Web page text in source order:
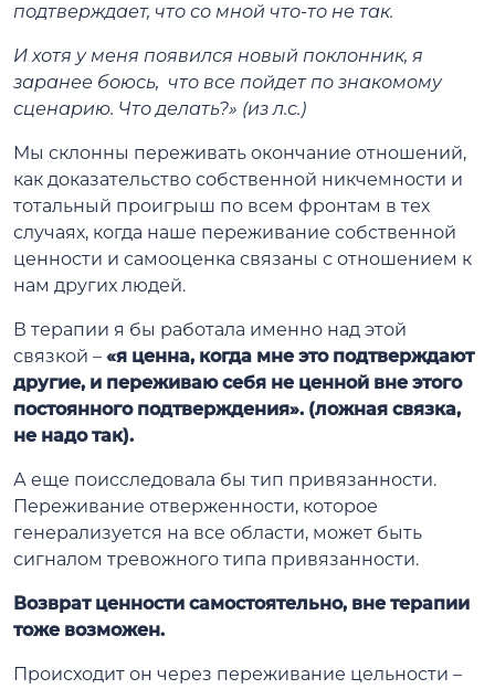
подтверждает, что со мной что-то не так.
И хотя у меня появился новый поклонник, я
заранее боюсь, что все пойдет по знакомому
сценарию. Что делать?» (из л.с.)
Мы склонны переживать окончание отношений,
как доказательство собственной никчемности и
тотальный проигрыш по всем фронтам в тех
случаях, когда наше переживание собственной
ценности и самооценка связаны с отношением к
нам других людей.
В терапии я бы работала именно над этой
связкой – «я ценна, когда мне это подтверждают
другие, и переживаю себя не ценной вне этого
постоянного подтверждения». (ложная связка,
не надо так).
А еще поисследовала бы тип привязанности.
Переживание отверженности, которое
генерализуется на все области, может быть
сигналом тревожного типа привязанности.
Возврат ценности самостоятельно, вне терапии
тоже возможен.
Происходит он через переживание цельности –